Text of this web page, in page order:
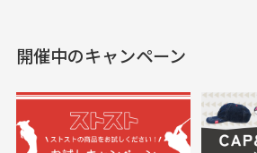
満足です。
送料はいくらかかりますか？
何点ご購入頂いた場合も全国一
いております。(1配送先につき)
実寸サイズについて
一点一点手作業で計測しておりま
差が生じる場合がございます。
開催中のキャンペーン